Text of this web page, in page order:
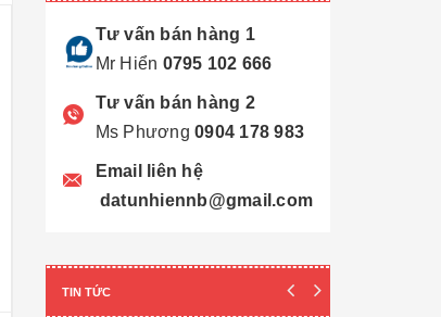
25.000.000₫ 22.000.000₫
Tư vấn bán hàng 1
Mr Hiển 0795 102 666
Tư vấn bán hàng 2
Ms Phương 0904 178 983
Email liên hệ
datunhiennb@gmail.com
TIN TỨC